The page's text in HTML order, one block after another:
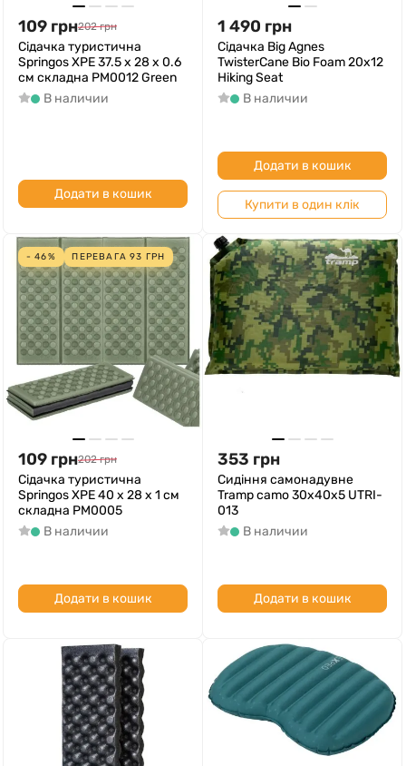
109 грн202 грн
Сідачка туристична
Springos XPE 37.5 x 28 x 0.6
см складна PM0012 Green
В наличии
Додати в кошик
1 490 грн
Сідачка Big Agnes
TwisterCane Bio Foam 20x12
Hiking Seat
В наличии
Додати в кошик
Купити в один клік
- 46% ПЕРЕВАГА93 ГРН
109 грн202 грн
Сідачка туристична
Springos XPE 40 x 28 x 1 см
складна PM0005
В наличии
Додати в кошик
353 грн
Сидіння самонадувне
Tramp camo 30х40х5 UTRI-
013
В наличии
Додати в кошик